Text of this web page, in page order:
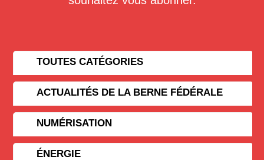
TOUTES CATÉGORIES
ACTUALITÉS DE LA BERNE FÉDÉRALE
NUMÉRISATION
ÉNERGIE